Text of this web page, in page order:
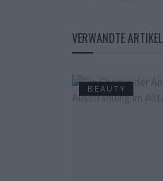
VERWANDTE ARTIKEL
BEAUTY